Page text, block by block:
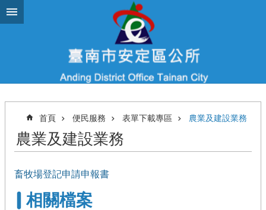
跳到主要內容區塊
首頁 便民服務 表單下載專區 農業及建設業務
農業及建設業務
畜牧場登記申請申報書
相關檔案